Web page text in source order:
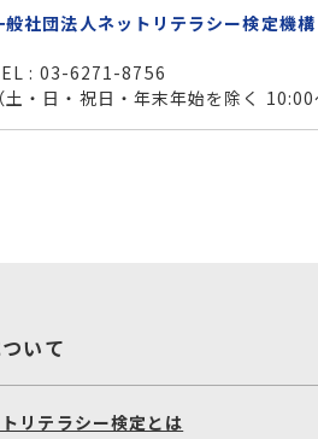
般社団法人ネットリテラシー検定機
: 03-6271-8756
（土・日・祝日・年末年始を除く 10:00
いて
リテラシー検定とは